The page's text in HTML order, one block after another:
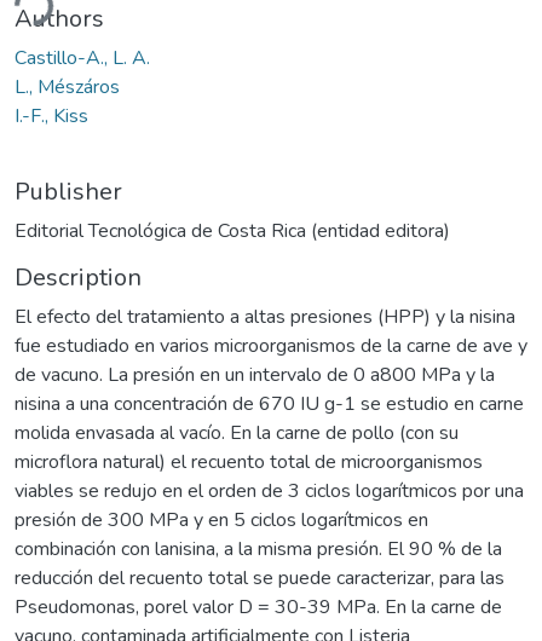
Authors
Castillo-A., L. A.
L., Mészáros
I.-F., Kiss
Publisher
Editorial Tecnológica de Costa Rica (entidad editora)
Description
El efecto del tratamiento a altas presiones (HPP) y la nisina
fue estudiado en varios microorganismos de la carne de ave y
de vacuno. La presión en un intervalo de 0 a800 MPa y la
nisina a una concentración de 670 IU g-1 se estudio en carne
molida envasada al vacío. En la carne de pollo (con su
microflora natural) el recuento total de microorganismos
viables se redujo en el orden de 3 ciclos logarítmicos por una
presión de 300 MPa y en 5 ciclos logarítmicos en
combinación con lanisina, a la misma presión. El 90 % de la
reducción del recuento total se puede caracterizar, para las
Pseudomonas, porel valor D = 30-39 MPa. En la carne de